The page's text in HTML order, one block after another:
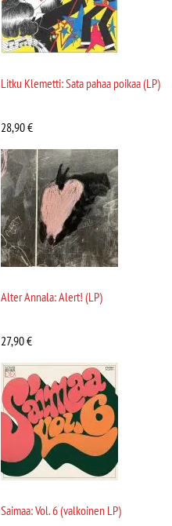
Litku Klemetti: Sata pahaa poikaa (LP)
28,90€
Alter Annala: Alert! (LP)
27,90€
Saimaa: Vol. 6 (valkoinen LP)